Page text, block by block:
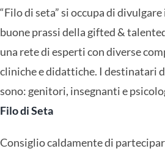
“Filo di seta” si occupa di
buone prassi della gifted &
una rete di esperti con diverse
cliniche e didattiche. I destinatari
sono: genitori, insegnanti e
Filo di Seta
Consiglio caldamente di